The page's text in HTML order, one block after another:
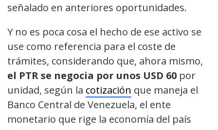
señalado en anteriores oportunidades.
Y no es poca cosa el hecho de ese activo se
use como referencia para el coste de
trámites, considerando que, ahora mismo,
el PTR se negocia por unos USD 60 por
unidad, según la cotización que maneja el
Banco Central de Venezuela, el ente
monetario que rige la economía del país